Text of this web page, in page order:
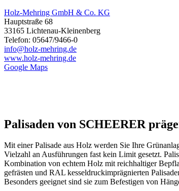
Holz-Mehring GmbH & Co. KG
Hauptstraße 68
33165 Lichtenau-Kleinenberg
Telefon: 05647/9466-0
info@holz-mehring.de
www.holz-mehring.de
Google Maps
Palisaden von SCHEERER
Mit einer Palisade aus Holz werden Sie Ihre
Vielzahl an Ausführungen fast kein Limit gesetzt.
Kombination von echtem Holz mit reichhaltiger
gefrästen und RAL kesseldruckimprägnierten
Besonders geeignet sind sie zum Befestigen von